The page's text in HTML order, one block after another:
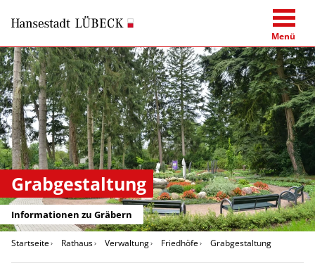
Menü
Grabgestaltung
Informationen zu Gräbern
Startseite Rathaus Verwaltung Friedhöfe Grabgestaltung